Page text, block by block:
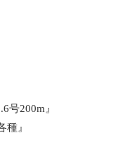
号200m』
』